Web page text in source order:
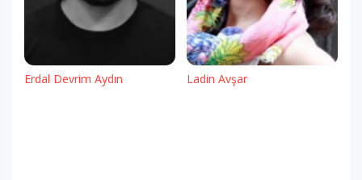
Erdal Devrim Aydın Ladin Avşar